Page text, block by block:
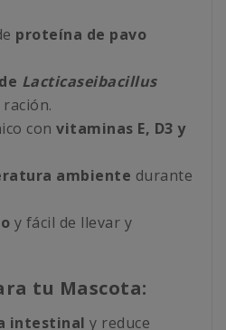
proteína de pavo
Lacticaseibacillus
con vitaminas E, D3 y
ambiente durante
y fácil de llevar y
tu Mascota:
intestinal y reduce